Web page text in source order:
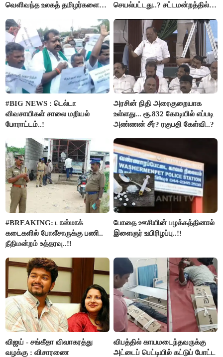
வெளிவந்த உலகத் தமிழர்களை
செயல்பட்டது..? சட்டமன்றத்தில்
#BIG NEWS : டெல்டா
விவசாயிகள் சாலை மறியல்
போராட்டம்..!
அரசின் நிதி அரைகுறையாக
உள்ளது... ரூ.832 கோடியில் எப்படி
அண்ணன் சீர்? ரகுபதி கேள்வி..?
#BREAKING: டாஸ்மாக்
கடைகளில் போலீசாருக்கு பணி..
நீதிமன்றம் உத்தரவு..!!
போதை ஊசியின் பழக்கத்தினால்
இளைஞர் உயிரிழப்பு..!!
விஜய் - சங்கீதா விவாகரத்து
வழக்கு : விசாரணை
விபத்தில் காயமடைந்தவருக்கு
அட்டைப் பெட்டியில் கட்டுப் போட்ட